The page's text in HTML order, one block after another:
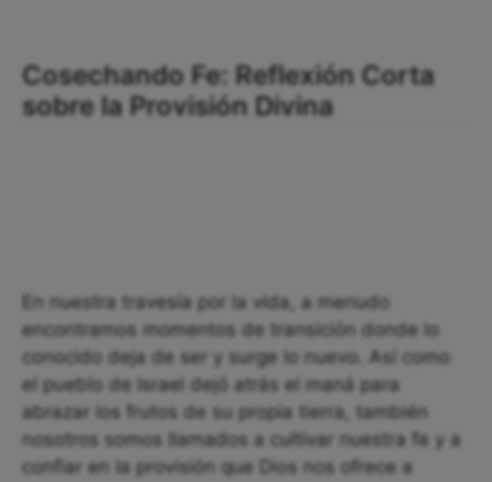
Cosechando Fe: Reflexión Corta
sobre la Provisión Divina
En nuestra travesía por la vida, a menudo
encontramos momentos de transición donde lo
conocido deja de ser y surge lo nuevo. Así como
el pueblo de Israel dejó atrás el maná para
abrazar los frutos de su propia tierra, también
nosotros somos llamados a cultivar nuestra fe y a
confiar en la provisión que Dios nos ofrece a